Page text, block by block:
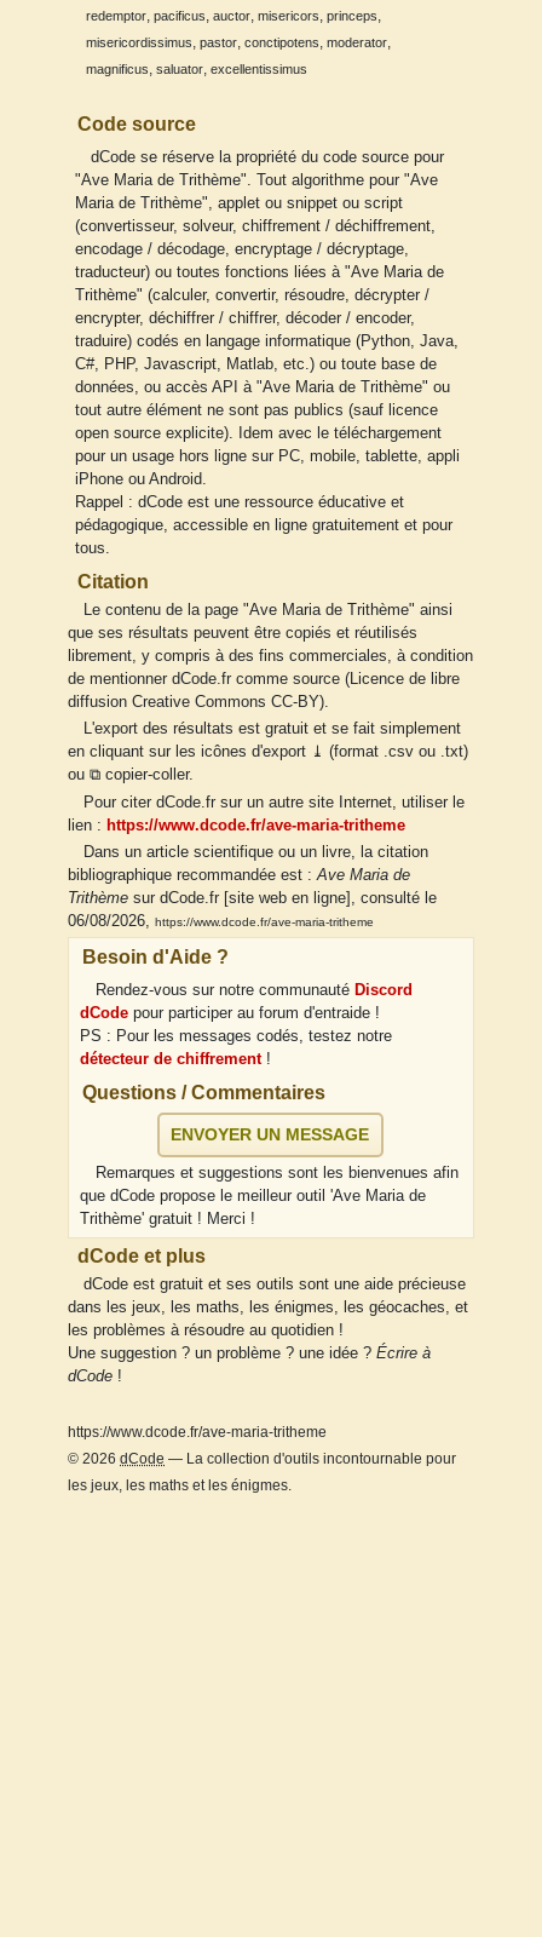
redemptor, pacificus, auctor, misericors, princeps,
misericordissimus, pastor, conctipotens, moderator,
magnificus, saluator, excellentissimus
Code source
dCode se réserve la propriété du code source pour
"Ave Maria de Trithème". Tout algorithme pour "Ave
Maria de Trithème", applet ou snippet ou script
(convertisseur, solveur, chiffrement / déchiffrement,
encodage / décodage, encryptage / décryptage,
traducteur) ou toutes fonctions liées à "Ave Maria de
Trithème" (calculer, convertir, résoudre, décrypter /
encrypter, déchiffrer / chiffrer, décoder / encoder,
traduire) codés en langage informatique (Python, Java,
C#, PHP, Javascript, Matlab, etc.) ou toute base de
données, ou accès API à "Ave Maria de Trithème" ou
tout autre élément ne sont pas publics (sauf licence
open source explicite). Idem avec le téléchargement
pour un usage hors ligne sur PC, mobile, tablette, appli
iPhone ou Android.
Rappel : dCode est une ressource éducative et
pédagogique, accessible en ligne gratuitement et pour
tous.
Citation
Le contenu de la page "Ave Maria de Trithème" ainsi
que ses résultats peuvent être copiés et réutilisés
librement, y compris à des fins commerciales, à condition
de mentionner dCode.fr comme source (Licence de libre
diffusion Creative Commons CC-BY).
L'export des résultats est gratuit et se fait simplement
en cliquant sur les icônes d'export ⤓ (format .csv ou .txt)
ou ⧉ copier-coller.
Pour citer dCode.fr sur un autre site Internet, utiliser le
lien : https://www.dcode.fr/ave-maria-tritheme
Dans un article scientifique ou un livre, la citation
bibliographique recommandée est : Ave Maria de
Trithème sur dCode.fr [site web en ligne], consulté le
06/08/2026,
https://www.dcode.fr/ave-maria-tritheme
Besoin d'Aide ?
Rendez-vous sur notre communauté Discord
dCode pour participer au forum d'entraide !
PS : Pour les messages codés, testez notre
détecteur de chiffrement!
Questions / Commentaires
ENVOYER UN MESSAGE
Remarques et suggestions sont les bienvenues afin
que dCode propose le meilleur outil 'Ave Maria de
Trithème' gratuit ! Merci !
dCode et plus
dCode est gratuit et ses outils sont une aide précieuse
dans les jeux, les maths, les énigmes, les géocaches, et
les problèmes à résoudre au quotidien !
Une suggestion ? un problème ? une idée ? Écrire à
dCode !
https://www.dcode.fr/ave-maria-tritheme
© 2026 dCode — La collection d'outils incontournable pour
les jeux, les maths et les énigmes.